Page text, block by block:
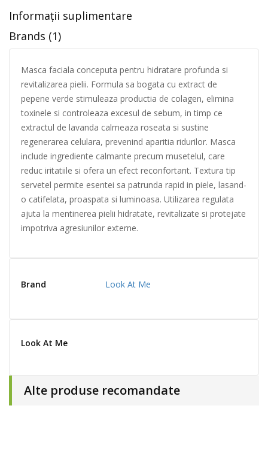
Informații suplimentare
Brands (1)
Masca faciala conceputa pentru hidratare profunda si
revitalizarea pielii. Formula sa bogata cu extract de
pepene verde stimuleaza productia de colagen, elimina
toxinele si controleaza excesul de sebum, in timp ce
extractul de lavanda calmeaza roseata si sustine
regenerarea celulara, prevenind aparitia ridurilor. Masca
include ingrediente calmante precum musetelul, care
reduc iritatiile si ofera un efect reconfortant. Textura tip
servetel permite esentei sa patrunda rapid in piele, lasand-
o catifelata, proaspata si luminoasa. Utilizarea regulata
ajuta la mentinerea pielii hidratate, revitalizate si protejate
impotriva agresiunilor externe.
Brand Look At Me
Look At Me
Alte produse recomandate